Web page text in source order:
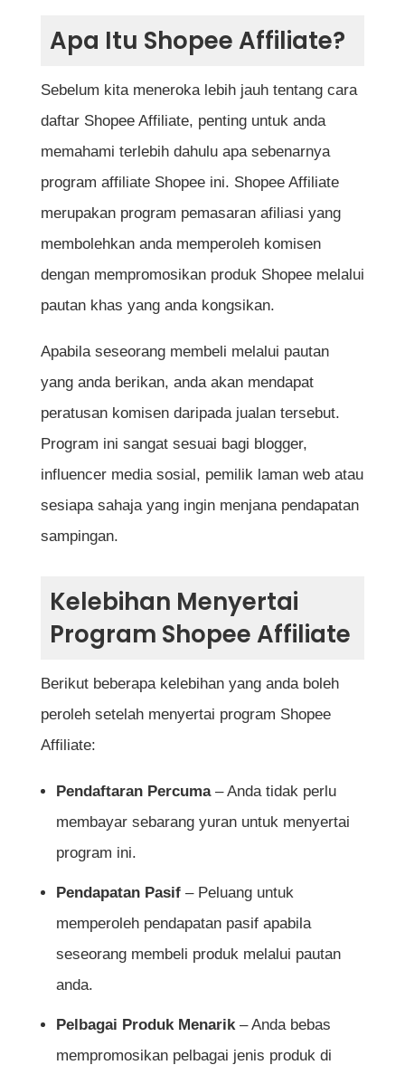
Langkah 4: Tunggu Proses Pengesahan
Dan Kelulusan Akaun
Langkah 5: Akses Dashboard Dan
Dapatkan Pautan Affiliate Anda
Langkah 7: Pantau Prestasi Affiliate Anda
Tips Tambahan Untuk Berjaya Sebagai
Shopee Affiliate
Kesilapan Umum Yang Perlu Dielakkan
Ketika Daftar Shopee Affiliate
Kesimpulan
Shopee Affiliate?
menyertai program Shopee Affiliate?
Berapa lama masa yang diperlukan untuk
Bagaimanakah cara mendapatkan pautan
affiliate daripada Shopee?
Berapa peratus komisen yang Shopee
tawarkan kepada affiliate?
Bilakah komisen Shopee Affiliate akan
dibayar?
produk dari Shopee?
Apa Itu Shopee Affiliate?
Sebelum kita meneroka lebih jauh tentang cara
daftar Shopee Affiliate, penting untuk anda
memahami terlebih dahulu apa sebenarnya
program affiliate Shopee ini. Shopee Affiliate
merupakan program pemasaran afiliasi yang
membolehkan anda memperoleh komisen
dengan mempromosikan produk Shopee melalui
pautan khas yang anda kongsikan.
Apabila seseorang membeli melalui pautan
yang anda berikan, anda akan mendapat
peratusan komisen daripada jualan tersebut.
Program ini sangat sesuai bagi blogger,
influencer media sosial, pemilik laman web atau
sesiapa sahaja yang ingin menjana pendapatan
sampingan.
Kelebihan Menyertai
Program Shopee Affiliate
Berikut beberapa kelebihan yang anda boleh
peroleh setelah menyertai program Shopee
Affiliate:
Pendaftaran Percuma– Anda tidak perlu
membayar sebarang yuran untuk menyertai
program ini.
Pendapatan Pasif– Peluang untuk
memperoleh pendapatan pasif apabila
seseorang membeli produk melalui pautan
anda.
Pelbagai Produk Menarik– Anda bebas
mempromosikan pelbagai jenis produk di